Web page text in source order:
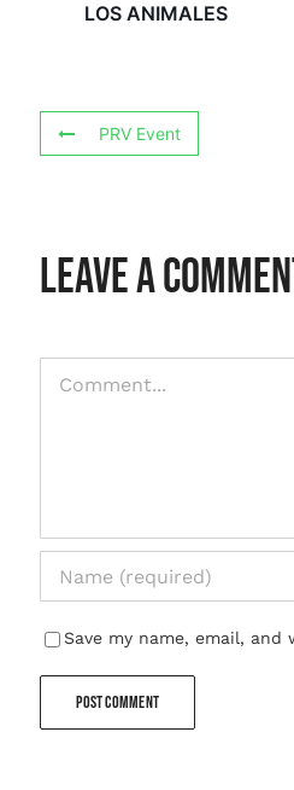
LOS ANIMALES
PRV Event
Leave A
Save my name, email,